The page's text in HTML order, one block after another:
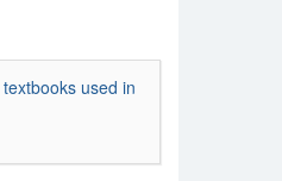
used in